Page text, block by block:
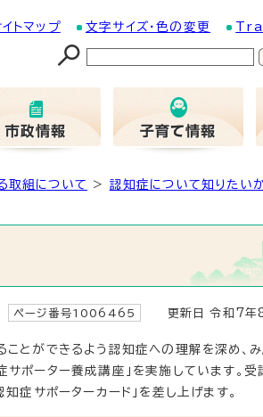
イトマップ 文字サイズ・色の変更
取組について > 認知症について知りたい
ページ番号1006465 更新日 令和7年
とができるよう認知症への理解を深め、
サポーター養成講座」を実施しています。
知症サポーターカード」を差し上げます。